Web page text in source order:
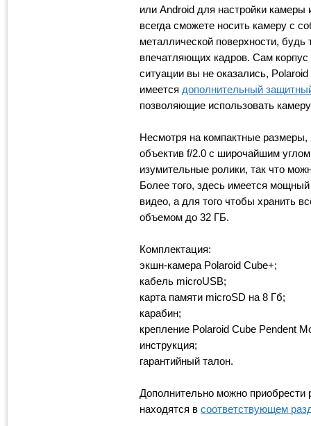
или Android для настройки
всегда сможете носить камеру с
металлической поверхности,
впечатляющих кадров. Сам
ситуации вы не оказались,
имеется дополнительный
позволяющие использовать
Несмотря на компактные
объектив f/2.0 с широчайшим
изумительные ролики, так что
Более того, здесь имеется
видео, а для того чтобы хранить
объемом до 32 ГБ.
Комплектация:
экшн-камера Polaroid Cube+;
кабель microUSB;
карта памяти microSD на 8 Гб;
карабин;
крепление Polaroid Cube Pendent
инструкция;
гарантийный талон.
Дополнительно можно приобрести
находятся в соответствующем